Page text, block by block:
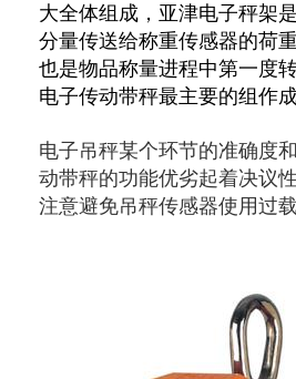
大全体组成，亚津电子秤
分量传送给称重传感器的荷重
也是物品称量进程中第一度转
电子传动带秤最主要的组作成体
电子吊秤某个环节的准确度
动带秤的功能优劣起着决议
注意避免吊秤传感器使用过载